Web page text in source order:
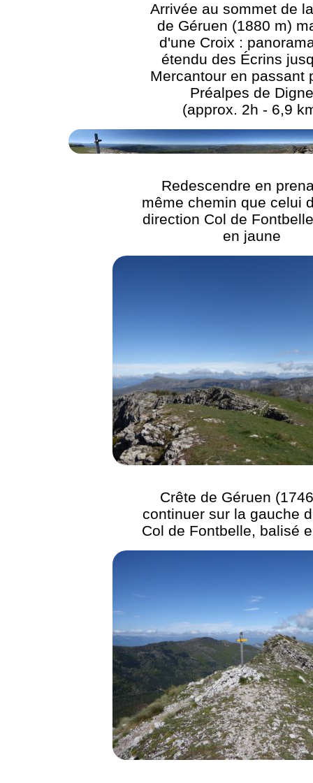
Arrivée au sommet de
de Géruen (1880 m)
d'une Croix :
étendu des Écrins
Mercantour en passant
Préalpes de
(approx. 2h - 6,9
Redescendre en
même chemin que celui
direction Col de
en jaune
Crête de Géruen
continuer sur la gauche
Col de Fontbelle, balisé